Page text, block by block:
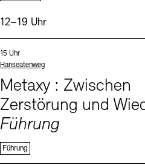
Uhrzeit:
12–19 Uhr
Uhrzeit:
15 Uhr
Standort
Hanseatenweg
Metaxy : Zwischen
Zerstörung und
Führung
Führung